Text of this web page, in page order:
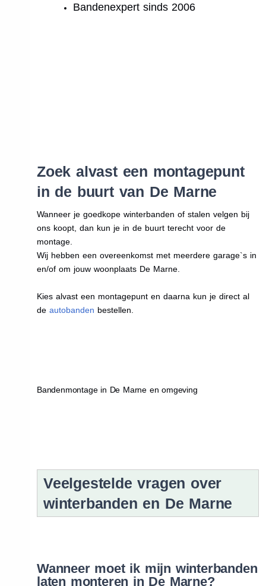
Bandenexpert sinds 2006
Zoek alvast een montagepunt
in de buurt van De Marne
Wanneer je goedkope winterbanden of stalen velgen bij
ons koopt, dan kun je in de buurt terecht voor de
montage.
Wij hebben een overeenkomst met meerdere garage`s in
en/of om jouw woonplaats De Marne.
Kies alvast een montagepunt en daarna kun je direct al
de autobanden bestellen.
Bandenmontage in De Marne en omgeving
Veelgestelde vragen over
winterbanden en De Marne
Wanneer moet ik mijn winterbanden
laten monteren in De Marne?